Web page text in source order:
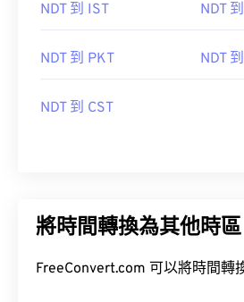
NDT 到 IST NDT
NDT 到 PKT NDT
NDT 到 CST
將時間轉換為其他時區
FreeConvert.com 可以將時間轉